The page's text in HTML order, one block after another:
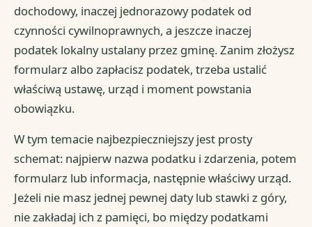
dochodowy, inaczej jednorazowy podatek od
czynności cywilnoprawnych, a jeszcze inaczej
podatek lokalny ustalany przez gminę. Zanim złożysz
formularz albo zapłacisz podatek, trzeba ustalić
właściwą ustawę, urząd i moment powstania
obowiązku.
W tym temacie najbezpieczniejszy jest prosty
schemat: najpierw nazwa podatku i zdarzenia, potem
formularz lub informacja, następnie właściwy urząd.
Jeżeli nie masz jednej pewnej daty lub stawki z góry,
nie zakładaj ich z pamięci, bo między podatkami